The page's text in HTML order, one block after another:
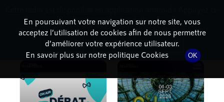
PODCASTS
En poursuivant votre navigation sur notre site, vous
acceptez l’utilisation de cookies afin de nous permettre
d’améliorer votre expérience utilisateur.
En savoir plus sur notre politique Cookies
OK
dessous pour l'installer.
Non merci Télécharger l'application